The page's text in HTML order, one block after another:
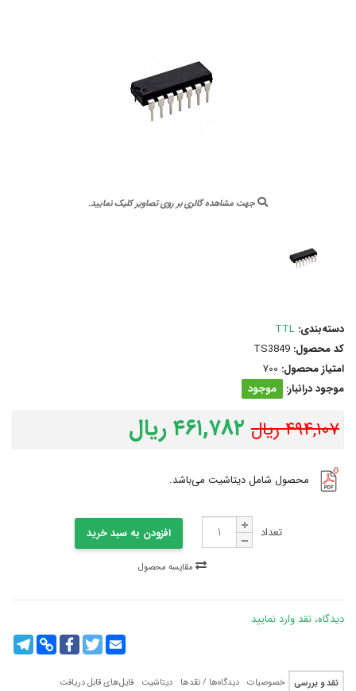
جهت مشاهده گالری بر روی تصاویر کلیک نمایید.
TTL
TS3849
700
موجود
۴۶۱,۷۸۲ ریال
شامل دیتاشیت می‌باشد.
افزودن به سبد خرید
وارد نمایید
TelegramCopy
Link
FacebookTwitter
خصوصیات دیدگاه‌ها / نقدها دیتاشیت فایل‌های قابل دریافت